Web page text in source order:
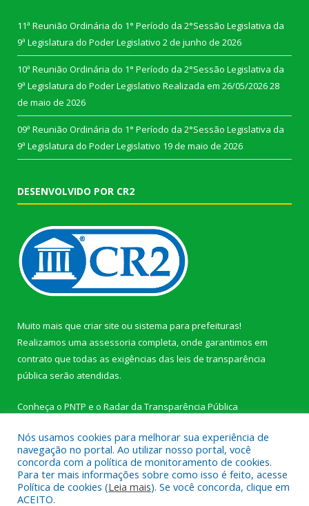
11ª Reunião Ordinária do 1° Período da 2°Sessão Legislativa da
9ª Legislatura do Poder Legislativo 2 de junho de 2026
10ª Reunião Ordinária do 1° Período da 2°Sessão Legislativa da
9ª Legislatura do Poder Legislativo Realizada em 26/05/202628
de maio de 2026
09ª Reunião Ordinária do 1° Período da 2°Sessão Legislativa da
9ª Legislatura do Poder Legislativo 19 de maio de 2026
DESENVOLVIDO POR CR2
Muito mais que criar site ou sistema para prefeituras!
Realizamos uma assessoria completa, onde garantimos em
contrato que todas as exigências das leis de transparência
pública serão atendidas.
Conheça o PNTP e o Radar da Transparência Pública
Todos os direitos reservados a Câmara Municipal de Novo
Progresso.
Nós usamos cookies para melhorar sua experiência de
navegação no portal. Ao utilizar nosso portal, você
concorda com a política de monitoramento de cookies.
Para ter mais informações sobre como isso é feito, acesse
Política de cookies (Leia mais). Se você concorda, clique em
ACEITO.